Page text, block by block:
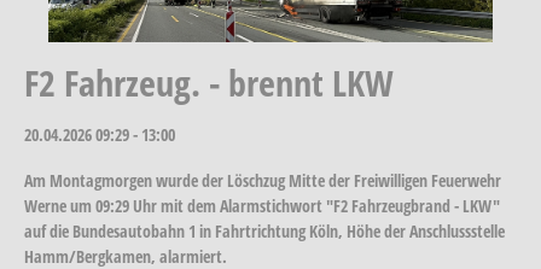
F2 Fahrzeug. - brennt LKW
20.04.202609:29 - 13:00
Am Montagmorgen wurde der Löschzug Mitte der Freiwilligen Feuerwehr
Werne um 09:29 Uhr mit dem Alarmstichwort "F2 Fahrzeugbrand - LKW"
auf die Bundesautobahn 1 in Fahrtrichtung Köln, Höhe der Anschlussstelle
Hamm/Bergkamen, alarmiert.